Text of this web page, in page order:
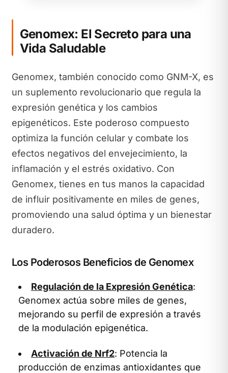
Genomex: El Secreto para una
Vida Saludable
Genomex, también conocido como GNM-X, es
un suplemento revolucionario que regula la
expresión genética y los cambios
epigenéticos. Este poderoso compuesto
optimiza la función celular y combate los
efectos negativos del envejecimiento, la
inflamación y el estrés oxidativo. Con
Genomex, tienes en tus manos la capacidad
de influir positivamente en miles de genes,
promoviendo una salud óptima y un bienestar
duradero.
Los Poderosos Beneficios de Genomex
Regulación de la Expresión Genética:
Genomex actúa sobre miles de genes,
mejorando su perfil de expresión a través
de la modulación epigenética.
Activación de Nrf2: Potencia la
producción de enzimas antioxidantes que